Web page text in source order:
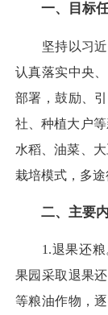
一、目标
坚持以习近
认真落实中央
部署，鼓励、
社、种植大户
水稻、油菜、
栽培模式，多途
二、主要
1.退果还粮
果园采取退果
等粮油作物，